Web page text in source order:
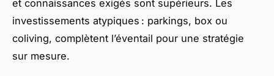
et connaissances exigés sont supérieurs. Les
investissements atypiques : parkings, box ou
coliving, complètent l’éventail pour une stratégie
sur mesure.